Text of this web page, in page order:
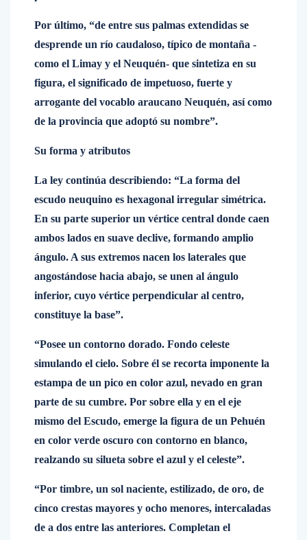
Por último, “de entre sus palmas extendidas se
desprende un río caudaloso, típico de montaña -
como el Limay y el Neuquén- que sintetiza en su
figura, el significado de impetuoso, fuerte y
arrogante del vocablo araucano Neuquén, así como
de la provincia que adoptó su nombre”.
Su forma y atributos
La ley continúa describiendo: “La forma del
escudo neuquino es hexagonal irregular simétrica.
En su parte superior un vértice central donde caen
ambos lados en suave declive, formando amplio
ángulo. A sus extremos nacen los laterales que
angostándose hacia abajo, se unen al ángulo
inferior, cuyo vértice perpendicular al centro,
constituye la base”.
“Posee un contorno dorado. Fondo celeste
simulando el cielo. Sobre él se recorta imponente la
estampa de un pico en color azul, nevado en gran
parte de su cumbre. Por sobre ella y en el eje
mismo del Escudo, emerge la figura de un Pehuén
en color verde oscuro con contorno en blanco,
realzando su silueta sobre el azul y el celeste”.
“Por timbre, un sol naciente, estilizado, de oro, de
cinco crestas mayores y ocho menores, intercaladas
de a dos entre las anteriores. Completan el